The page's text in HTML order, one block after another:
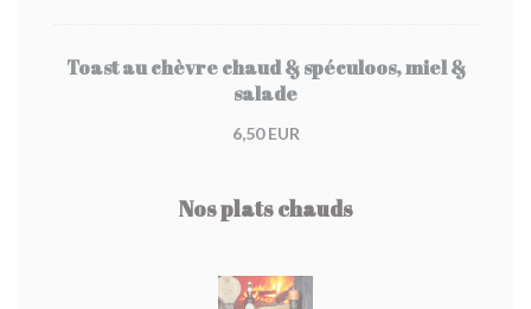
Toast au chèvre chaud & spéculoos, miel &
salade
6,50 EUR
Nos plats chauds